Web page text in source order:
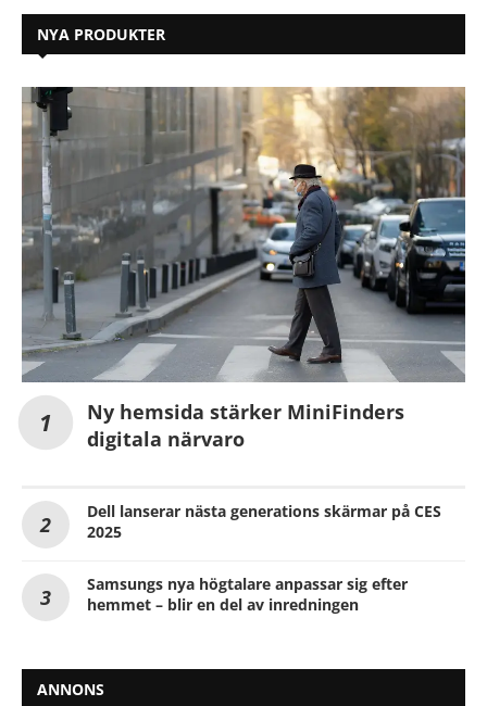
NYA PRODUKTER
Ny hemsida stärker MiniFinders
digitala närvaro
Dell lanserar nästa generations skärmar på CES
2025
Samsungs nya högtalare anpassar sig efter
hemmet – blir en del av inredningen
ANNONS